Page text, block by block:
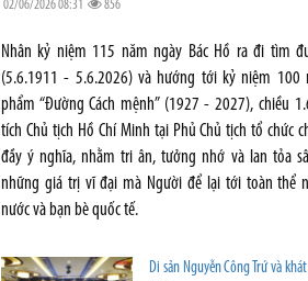
02/06/2026 08:31 856
Nhân kỷ niệm 115 năm ngày Bác Hồ ra đi tìm
(5.6.1911 - 5.6.2026) và hướng tới kỷ niệm 100
phẩm “Đường Cách mệnh” (1927 - 2027), chiều
tích Chủ tịch Hồ Chí Minh tại Phủ Chủ tịch tổ chức
đầy ý nghĩa, nhằm tri ân, tưởng nhớ và lan tỏa
những giá trị vĩ đại mà Người để lại tới toàn thể
nước và bạn bè quốc tế.
Di sản Nguyễn Công Trứ và